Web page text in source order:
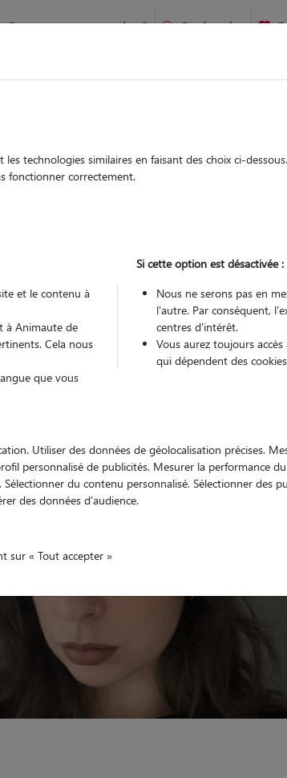
Comment ça marche ? Recherche
technologies similaires en faisant des choix ci-
fonctionner correctement.
et le contenu à
à Animaute de
Cela nous
que vous
Si cette option est désactivée :
Nous ne serons pas en
l'autre. Par conséquent,
centres d'intérêt.
Vous aurez toujours
qui dépendent des
Utiliser des données de géolocalisation précises.
personnalisé de publicités. Mesurer la performance
du contenu personnalisé. Sélectionner des
des données d'audience.
sur « Tout accepter »